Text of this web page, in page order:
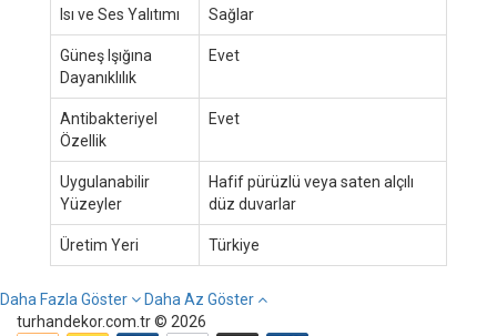
Isı ve Ses Yalıtımı Sağlar
Güneş Işığına
Dayanıklılık
Evet
Antibakteriyel
Özellik
Evet
Uygulanabilir
Yüzeyler
Hafif pürüzlü veya saten alçılı
düz duvarlar
Üretim Yeri Türkiye
Daha Fazla Göster
Daha Az Göster
turhandekor.com.tr © 2026